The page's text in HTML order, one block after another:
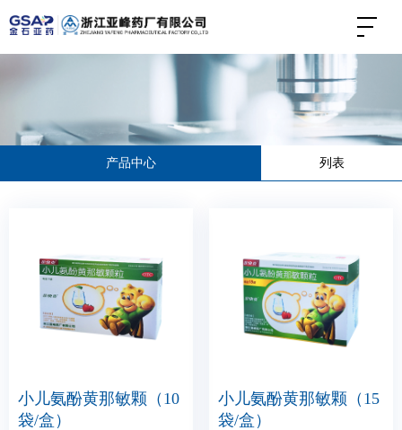
产品中心 列表
小儿氨酚黄那敏颗（10
袋/盒）
小儿氨酚黄那敏颗（15
袋/盒）